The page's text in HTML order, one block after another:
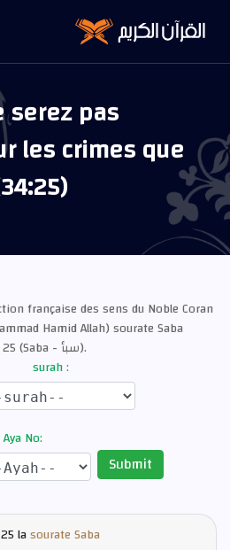
serez pas
les crimes que
française des sens du Noble Coran
Hamid Allah) sourate Saba
verset 25 (Saba - سبأ).
surah :
Aya No:
Submit
25 lasourate Saba